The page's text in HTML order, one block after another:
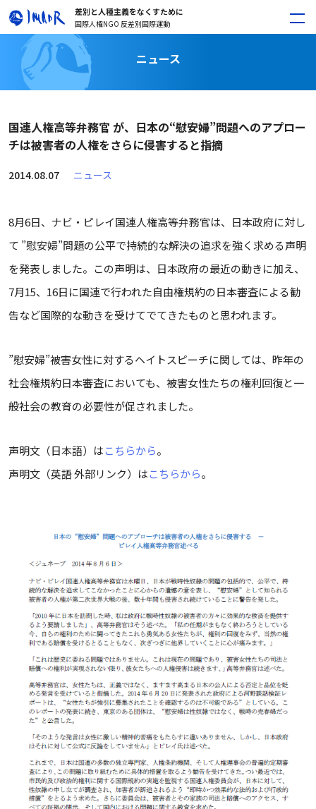
差別と人種主義をなくすために
国際人権NGO 反差別国際運動
ニュース
国連人権高等弁務官 が、日本の“慰安婦”問題へのアプロー
チは被害者の人権をさらに侵害すると指摘
2014.08.07 ニュース
8月6日、ナビ・ピレイ国連人権高等弁務官は、日本政府に対し
て ”慰安婦”問題の公平で持続的な解決の追求を強く求める声明
を発表しました。この声明は、日本政府の最近の動きに加え、
7月15、16日に国連で行われた自由権規約の日本審査による勧
告など国際的な動きを受けてでてきたものと思われます。
”慰安婦”被害女性に対するヘイトスピーチに関しては、昨年の
社会権規約日本審査においても、被害女性たちの権利回復と一
般社会の教育の必要性が促されました。
声明文（日本語）はこちらから。
声明文（英語 外部リンク）はこちらから。